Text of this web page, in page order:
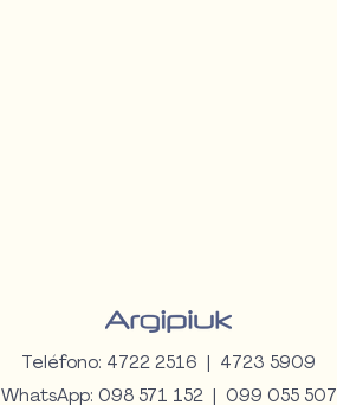
Teléfono: 4722 2516 | 4723 5909
WhatsApp: 098 571 152 | 099 055 507